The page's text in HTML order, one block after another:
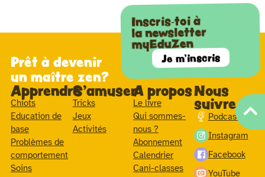
Prêt à devenir
un maître zen?
Inscris-toi à
la newsletter
myEduZen
Je m'inscris
Apprendre
Chiots
Education de
base
Problèmes de
comportement
Soins
S'amuser
Tricks
Jeux
Activités
A propos
Le livre
Qui sommes-
nous ?
Abonnement
Calendrier
Cani-classes
Nous
suivre
Podcast
Instagram
Facebook
YouTube